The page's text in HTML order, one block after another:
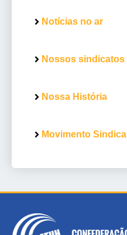
Notícias no ar
Nossos sindicatos
Nossa História
Movimento Sindical